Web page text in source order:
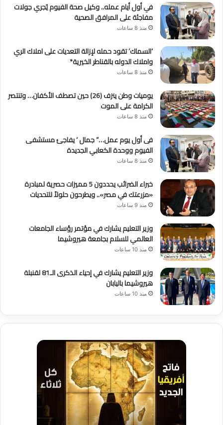
في أول أيام عمله.. وكيل صحة الفيوم يُجري جولات
مفاجئة على المرافق الصحية
منذ 8 ساعات
‘السماك’ تقود حمله لإزالة التعديات على املاك الري
واملاك الدوله بالقناطر الخيرية*
منذ 8 ساعات
يوميات وطن ينزف (26) حين تصطف الأكفان… وتنتصر
الكرامة على الموت
منذ 8 ساعات
فى أول يوم عمل…” جمال ‘ يفاجئ مستشفى
الفيوم ووحدة الكعابي الجديدة
منذ 8 ساعات
خبراء الضرائب يحددون 5 مميزات حصرية لمبادرة
«مزرعتك في مصر».. ويطرحون حلولاً للتحديات
منذ 9 ساعات
وزير التعليم يشارك في مؤتمر رؤساء الجامعات
العالمي للسلام بجامعة هيروشيما
منذ 10 ساعات
وزير التعليم يشارك في إحياء الذكرى الـ81 لقنبلة
هيروشيما باليابان
منذ 10 ساعات